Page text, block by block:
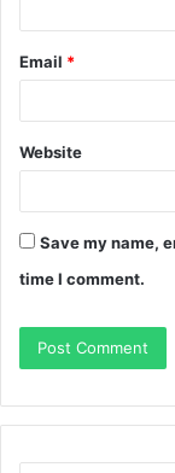
Email *
Website
Save my name,
time I comment.